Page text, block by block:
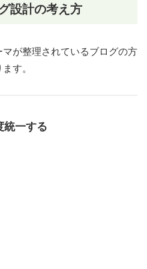
設計の考え方
が整理されているブログの方
す。
統一する